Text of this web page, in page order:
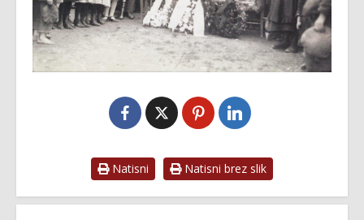
Natisni Natisni brez slik